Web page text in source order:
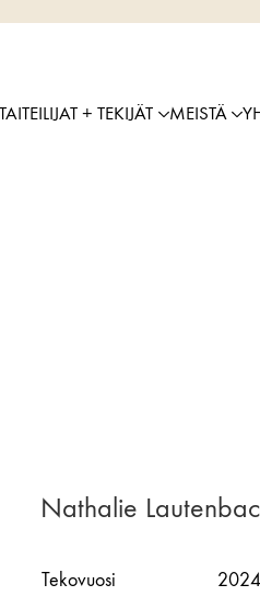
TAITEILIJAT + TEKIJÄT MEISTÄ
Nathalie
Tekovuosi
2024